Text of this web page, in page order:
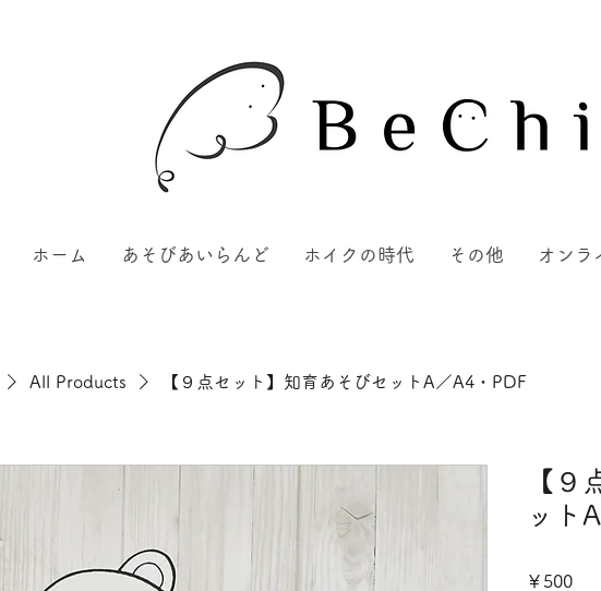
ホーム あそびあいらんど ホイクの時代 その他 オンラ
All Products 【９点セット】知育あそびセットA／A4・PDF
【９
ット
￥500価